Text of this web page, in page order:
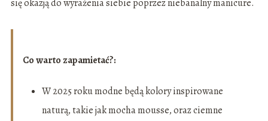
się okazją do wyrażenia siebie poprzez niebanalny manicure.
Co warto zapamietać?:
W 2025 roku modne będą kolory inspirowane
naturą, takie jak mocha mousse, oraz ciemne